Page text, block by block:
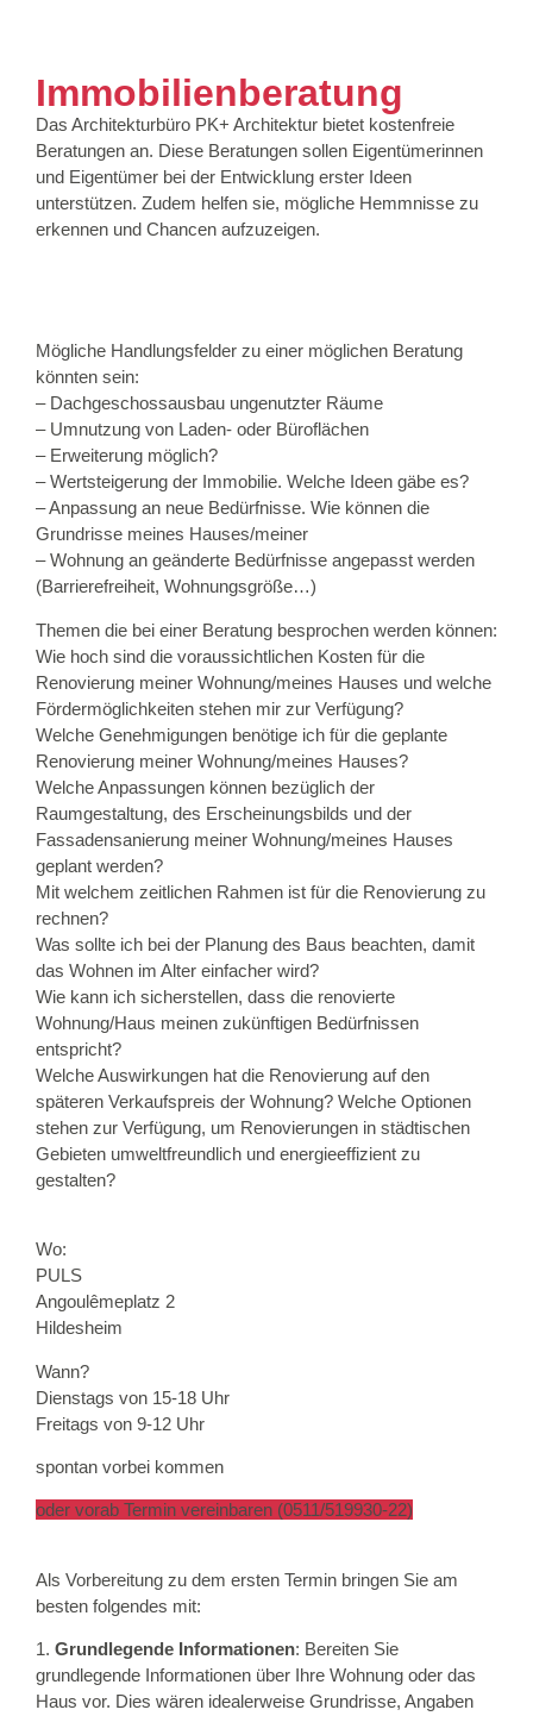
Immobilienberatung
Das Architekturbüro PK+ Architektur bietet kostenfreie
Beratungen an. Diese Beratungen sollen Eigentümerinnen
und Eigentümer bei der Entwicklung erster Ideen
unterstützen. Zudem helfen sie, mögliche Hemmnisse zu
erkennen und Chancen aufzuzeigen.
Mögliche Handlungsfelder zu einer möglichen Beratung
könnten sein:
– Dachgeschossausbau ungenutzter Räume
– Umnutzung von Laden- oder Büroflächen
– Erweiterung möglich?
– Wertsteigerung der Immobilie. Welche Ideen gäbe es?
– Anpassung an neue Bedürfnisse. Wie können die
Grundrisse meines Hauses/meiner
– Wohnung an geänderte Bedürfnisse angepasst werden
(Barrierefreiheit, Wohnungsgröße…)
Themen die bei einer Beratung besprochen werden können:
Wie hoch sind die voraussichtlichen Kosten für die
Renovierung meiner Wohnung/meines Hauses und welche
Fördermöglichkeiten stehen mir zur Verfügung?
Welche Genehmigungen benötige ich für die geplante
Renovierung meiner Wohnung/meines Hauses?
Welche Anpassungen können bezüglich der
Raumgestaltung, des Erscheinungsbilds und der
Fassadensanierung meiner Wohnung/meines Hauses
geplant werden?
Mit welchem zeitlichen Rahmen ist für die Renovierung zu
rechnen?
Was sollte ich bei der Planung des Baus beachten, damit
das Wohnen im Alter einfacher wird?
Wie kann ich sicherstellen, dass die renovierte
Wohnung/Haus meinen zukünftigen Bedürfnissen
entspricht?
Welche Auswirkungen hat die Renovierung auf den
späteren Verkaufspreis der Wohnung? Welche Optionen
stehen zur Verfügung, um Renovierungen in städtischen
Gebieten umweltfreundlich und energieeffizient zu
gestalten?
Wo:
PULS
Angoulêmeplatz 2
Hildesheim
Wann?
Dienstags von 15-18 Uhr
Freitags von 9-12 Uhr
spontan vorbei kommen
oder vorab Termin vereinbaren (0511/519930-22)
Als Vorbereitung zu dem ersten Termin bringen Sie am
besten folgendes mit:
1. Grundlegende Informationen: Bereiten Sie
grundlegende Informationen über Ihre Wohnung oder das
Haus vor. Dies wären idealerweise Grundrisse, Angaben